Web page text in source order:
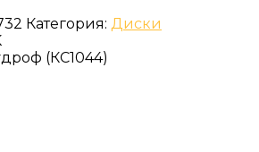
Категория: Диски
(КС1044)